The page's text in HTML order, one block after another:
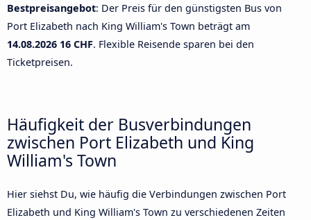
Bestpreisangebot: Der Preis für den günstigsten Bus von
Port Elizabeth nach King William's Town beträgt am
14.08.2026 16 CHF. Flexible Reisende sparen bei den
Ticketpreisen.
Häufigkeit der Busverbindungen
zwischen Port Elizabeth und King
William's Town
Hier siehst Du, wie häufig die Verbindungen zwischen Port
Elizabeth und King William's Town zu verschiedenen Zeiten